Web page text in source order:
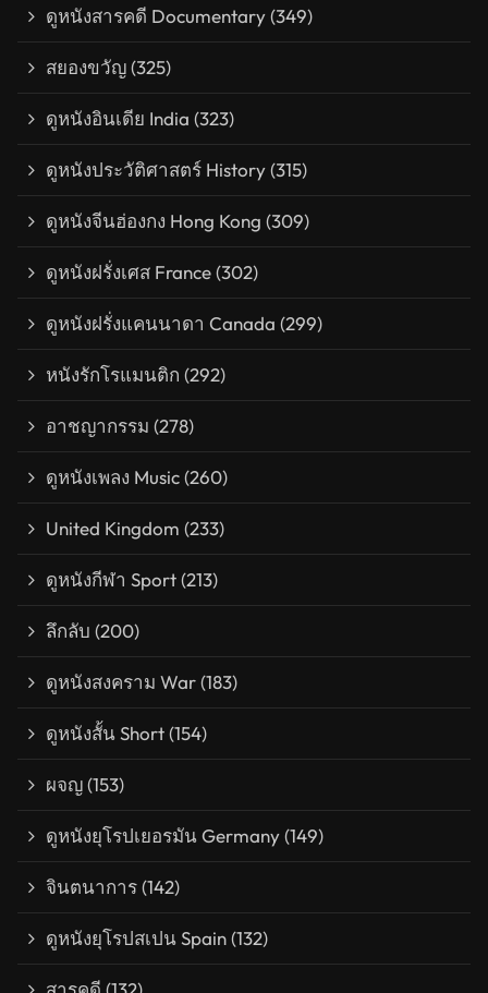
ดูหนังสารคดี Documentary(349)
สยองขวัญ(325)
ดูหนังอินเดีย India (323)
ดูหนังประวัติศาสตร์ History(315)
ดูหนังจีนฮ่องกง Hong Kong (309)
ดูหนังฝรั่งเศส France(302)
ดูหนังฝรั่งแคนนาดา Canada (299)
หนังรักโรแมนติก (292)
อาชญากรรม (278)
ดูหนังเพลง Music(260)
United Kingdom (233)
ดูหนังกีฬา Sport(213)
ลึกลับ (200)
ดูหนังสงคราม War(183)
ดูหนังสั้น Short(154)
ผจญ(153)
ดูหนังยุโรปเยอรมัน Germany(149)
จินตนาการ(142)
ดูหนังยุโรปสเปน Spain(132)